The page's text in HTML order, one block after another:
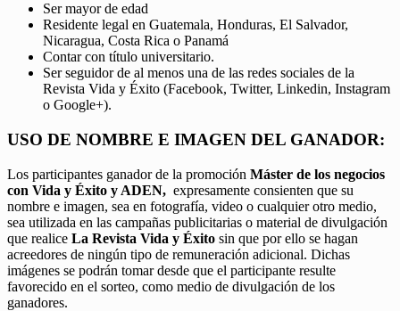
Ser mayor de edad
Residente legal en Guatemala, Honduras, El Salvador,
Nicaragua, Costa Rica o Panamá
Contar con título universitario.
Ser seguidor de al menos una de las redes sociales de la
Revista Vida y Éxito (Facebook, Twitter, Linkedin, Instagram
o Google+).
USO DE NOMBRE E IMAGEN DEL GANADOR:
Los participantes ganador de la promoción Máster de los negocios
con Vida y Éxito y ADEN, expresamente consienten que su
nombre e imagen, sea en fotografía, video o cualquier otro medio,
sea utilizada en las campañas publicitarias o material de divulgación
que realice La Revista Vida y Éxito sin que por ello se hagan
acreedores de ningún tipo de remuneración adicional. Dichas
imágenes se podrán tomar desde que el participante resulte
favorecido en el sorteo, como medio de divulgación de los
ganadores.